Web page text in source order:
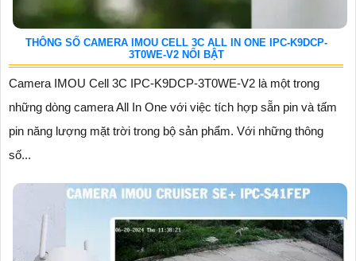
THÔNG SỐ CAMERA IMOU CELL 3C ALL IN ONE IPC-K9DCP-
3T0WE-V2 NỔI BẬT
Camera IMOU Cell 3C IPC-K9DCP-3T0WE-V2 là một trong
những dòng camera All In One với việc tích hợp sẵn pin và tấm
pin năng lượng mặt trời trong bộ sản phẩm. Với những thông
số...